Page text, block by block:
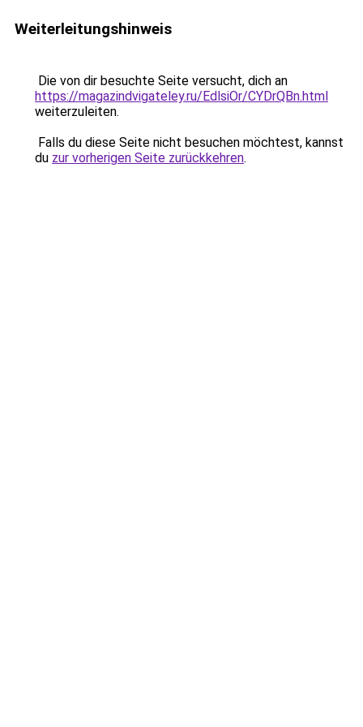
Weiterleitungshinweis
Die von dir besuchte Seite versucht, dich an
https://magazindvigateley.ru/EdlsiOr/CYDrQBn.html
weiterzuleiten.
Falls du diese Seite nicht besuchen möchtest, kannst
du zur vorherigen Seite zurückkehren.